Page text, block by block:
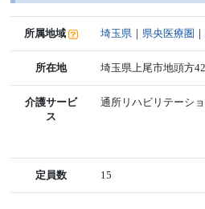
所属地域 埼玉県 ｜ 県央医療圏 ｜
所在地 埼玉県上尾市地頭方
介護サービ
ス
通所リハビリテーシ
定員数 15